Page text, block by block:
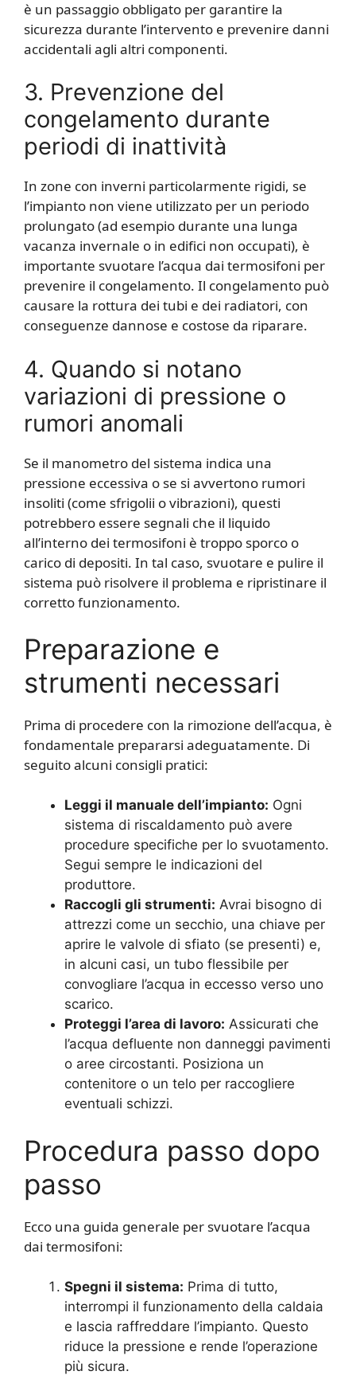
è un passaggio obbligato per garantire la
sicurezza durante l’intervento e prevenire danni
accidentali agli altri componenti.
3. Prevenzione del
congelamento durante
periodi di inattività
In zone con inverni particolarmente rigidi, se
l’impianto non viene utilizzato per un periodo
prolungato (ad esempio durante una lunga
vacanza invernale o in edifici non occupati), è
importante svuotare l’acqua dai termosifoni per
prevenire il congelamento. Il congelamento può
causare la rottura dei tubi e dei radiatori, con
conseguenze dannose e costose da riparare.
4. Quando si notano
variazioni di pressione o
rumori anomali
Se il manometro del sistema indica una
pressione eccessiva o se si avvertono rumori
insoliti (come sfrigolii o vibrazioni), questi
potrebbero essere segnali che il liquido
all’interno dei termosifoni è troppo sporco o
carico di depositi. In tal caso, svuotare e pulire il
sistema può risolvere il problema e ripristinare il
corretto funzionamento.
Preparazione e
strumenti necessari
Prima di procedere con la rimozione dell’acqua, è
fondamentale prepararsi adeguatamente. Di
seguito alcuni consigli pratici:
Leggi il manuale dell’impianto: Ogni
sistema di riscaldamento può avere
procedure specifiche per lo svuotamento.
Segui sempre le indicazioni del
produttore.
Raccogli gli strumenti: Avrai bisogno di
attrezzi come un secchio, una chiave per
aprire le valvole di sfiato (se presenti) e,
in alcuni casi, un tubo flessibile per
convogliare l’acqua in eccesso verso uno
scarico.
Proteggi l’area di lavoro: Assicurati che
l’acqua defluente non danneggi pavimenti
o aree circostanti. Posiziona un
contenitore o un telo per raccogliere
eventuali schizzi.
Procedura passo dopo
passo
Ecco una guida generale per svuotare l’acqua
dai termosifoni:
Spegni il sistema: Prima di tutto,
interrompi il funzionamento della caldaia
e lascia raffreddare l’impianto. Questo
riduce la pressione e rende l’operazione
più sicura.